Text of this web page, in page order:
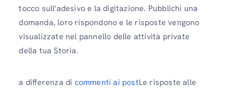
tocco sull'adesivo e la digitazione. Pubblichi una
domanda, loro rispondono e le risposte vengono
visualizzate nel pannello delle attività private
della tua Storia.
a differenza di commenti ai postLe risposte alle